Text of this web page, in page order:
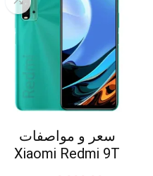
سعر و مواصفات
Xiaomi Redmi 9T